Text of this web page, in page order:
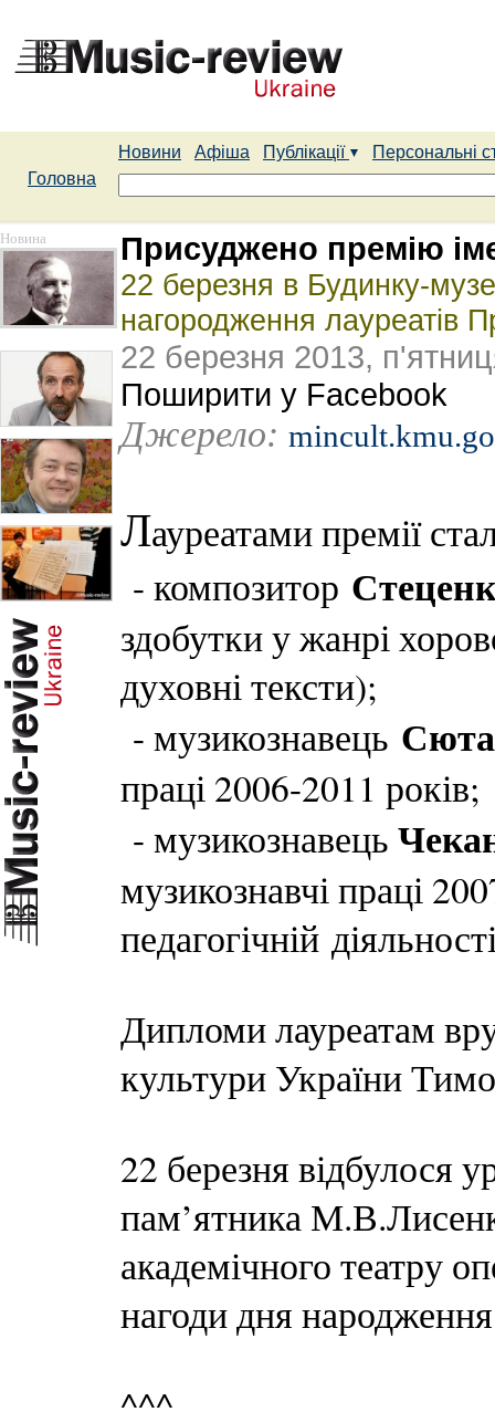
Новини Афіша Публікації
Персональні
Головна
Новина Присуджено премію
22 березня в Будинку-
нагородження лауреатів
22 березня 2013,
Поширити у Facebook
Джерело:
Лауреатами премії
- композитор
здобутки у жанрі
духовні тексти);
- музикознавець
праці 2006-2011 років;
- музикознавець
музикознавчі праці
педагогічній
Дипломи лауреатам
культури України
22 березня відбулося
пам’ятника
академічного театру
нагоди дня